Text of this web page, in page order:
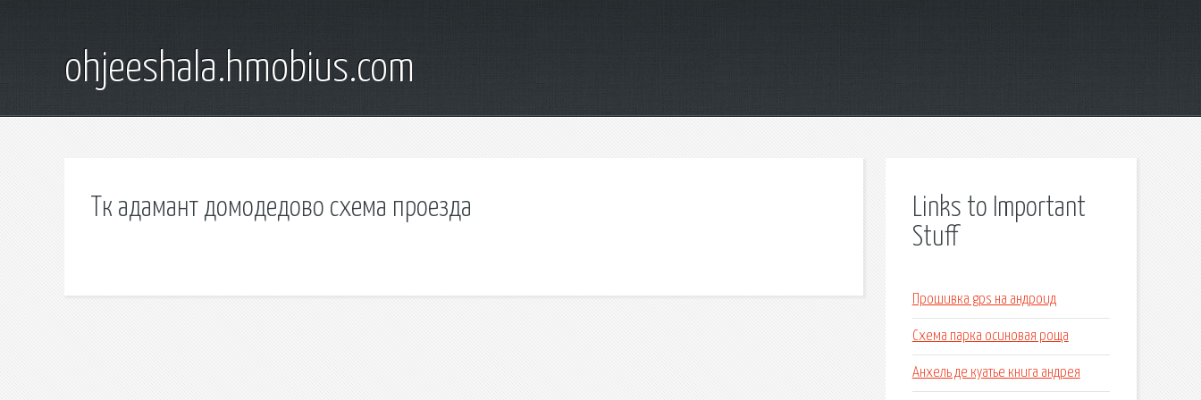
ohjeeshala.hmobius.com
Тк адамант домодедово схема проезда
Links to Important
Stuff
Прошивка gps на андроид
Схема парка осиновая роща
Анхель де куатье книга андрея